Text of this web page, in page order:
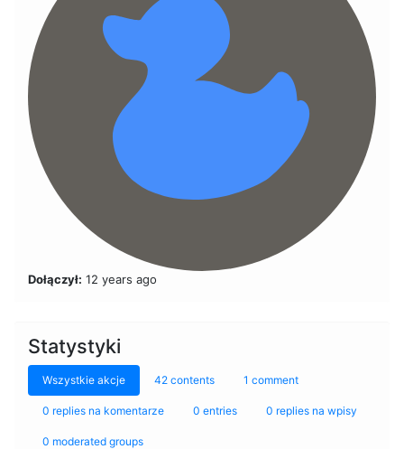
Dołączył: 12 years ago
Statystyki
Wszystkie akcje 42 contents 1 comment
0 replies na komentarze 0 entries 0 replies na wpisy
0 moderated groups